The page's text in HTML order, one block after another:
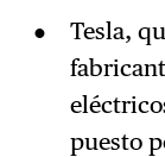
Tesla,
puesto